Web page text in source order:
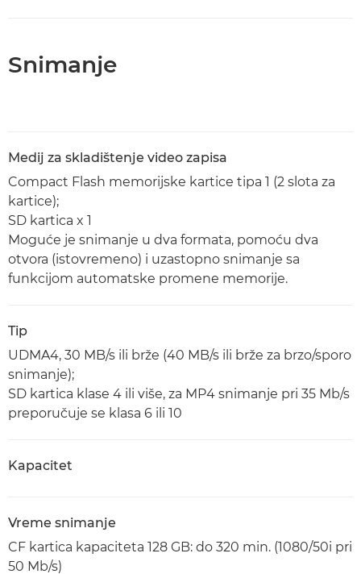
Snimanje
Medij za skladištenje video zapisa
Compact Flash memorijske kartice tipa 1 (2 slota za
kartice);
SD kartica x 1
Moguće je snimanje u dva formata, pomoću dva
otvora (istovremeno) i uzastopno snimanje sa
funkcijom automatske promene memorije.
Tip
UDMA4, 30 MB/s ili brže (40 MB/s ili brže za brzo/sporo
snimanje);
SD kartica klase 4 ili više, za MP4 snimanje pri 35 Mb/s
preporučuje se klasa 6 ili 10
Kapacitet
Vreme snimanje
CF kartica kapaciteta 128 GB: do 320 min. (1080/50i pri
50 Mb/s)